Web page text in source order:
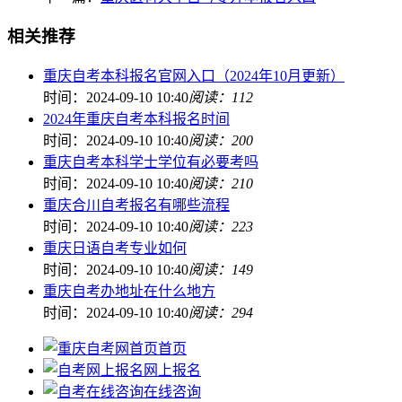
相关推荐
重庆自考本科报名官网入口（2024年10月更新）
时间：2024-09-10 10:40阅读：112
2024年重庆自考本科报名时间
时间：2024-09-10 10:40阅读：200
重庆自考本科学士学位有必要考吗
时间：2024-09-10 10:40阅读：210
重庆合川自考报名有哪些流程
时间：2024-09-10 10:40阅读：223
重庆日语自考专业如何
时间：2024-09-10 10:40阅读：149
重庆自考办地址在什么地方
时间：2024-09-10 10:40阅读：294
首页
网上报名
在线咨询